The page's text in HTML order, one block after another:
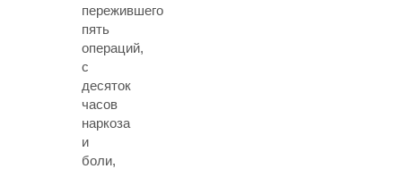
пережившего
пять
операций,
с
десяток
часов
наркоза
и
боли,